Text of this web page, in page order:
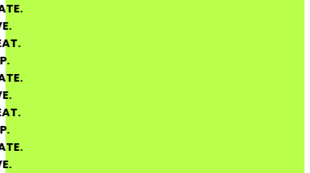
CREATE.
MOVE.
REPEAT.
DROP.
CREATE.
MOVE.
REPEAT.
DROP.
CREATE.
MOVE.